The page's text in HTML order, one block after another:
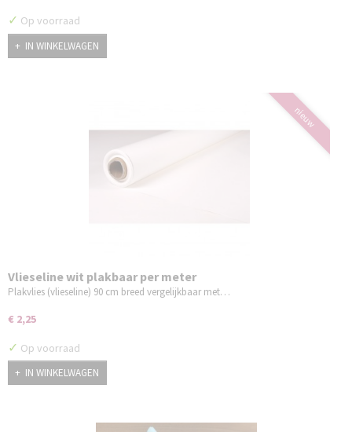
✓ Op voorraad
IN WINKELWAGEN
nieuw
Vlieseline wit plakbaar per meter
Plakvlies (vlieseline) 90 cm breed vergelijkbaar met…
€ 2,25
✓ Op voorraad
IN WINKELWAGEN